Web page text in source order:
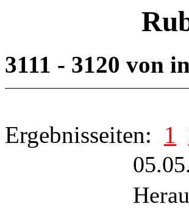
3111 - 3120 von
Ergebnisseiten: 1